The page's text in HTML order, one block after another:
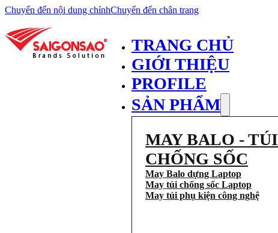
Chuyển đến nội dung chínhChuyển đến chân trang
TRANG CHỦ
GIỚI THIỆU
PROFILE
SẢN PHẨM
MAY BALO - TÚI
CHỐNG SỐC
May Balo dựng Laptop
May túi chống sốc Laptop
May túi phụ kiện công nghệ